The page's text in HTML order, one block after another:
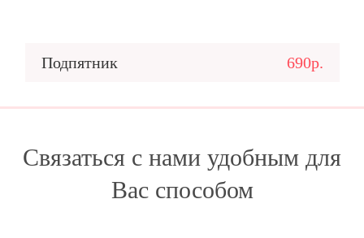
Подпятник 690р.
Связаться с нами удобным для
Вас способом